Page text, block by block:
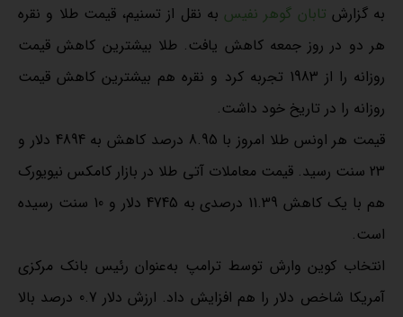
به گزارش تابان گوهر نفیس به نقل از تسنیم، قیمت طلا و نقره
هر دو در روز جمعه کاهش یافت. طلا بیشترین کاهش قیمت
روزانه را از 1983 تجربه کرد و نقره هم بیشترین کاهش قیمت
روزانه را در تاریخ خود داشت.
قیمت هر اونس طلا امروز با 8.95 درصد کاهش به 4894 دلار و
23 سنت رسید. قیمت معاملات آتی طلا در بازار کامکس نیویورک
هم با یک کاهش 11.39 درصدی به 4745 دلار و 10 سنت رسیده
است.
انتخاب کوین وارش توسط ترامپ به‌عنوان رئیس بانک مرکزی
آمریکا شاخص دلار را هم افزایش داد. ارزش دلار 0.7 درصد بالا